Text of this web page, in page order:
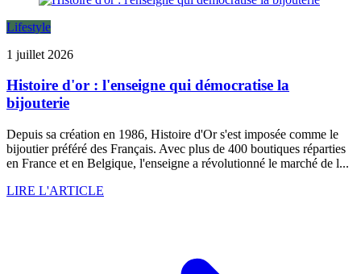
Lifestyle
1 juillet 2026
Histoire d'or : l'enseigne qui démocratise la
bijouterie
Depuis sa création en 1986, Histoire d'Or s'est imposée comme le
bijoutier préféré des Français. Avec plus de 400 boutiques réparties
en France et en Belgique, l'enseigne a révolutionné le marché de l...
LIRE L'ARTICLE